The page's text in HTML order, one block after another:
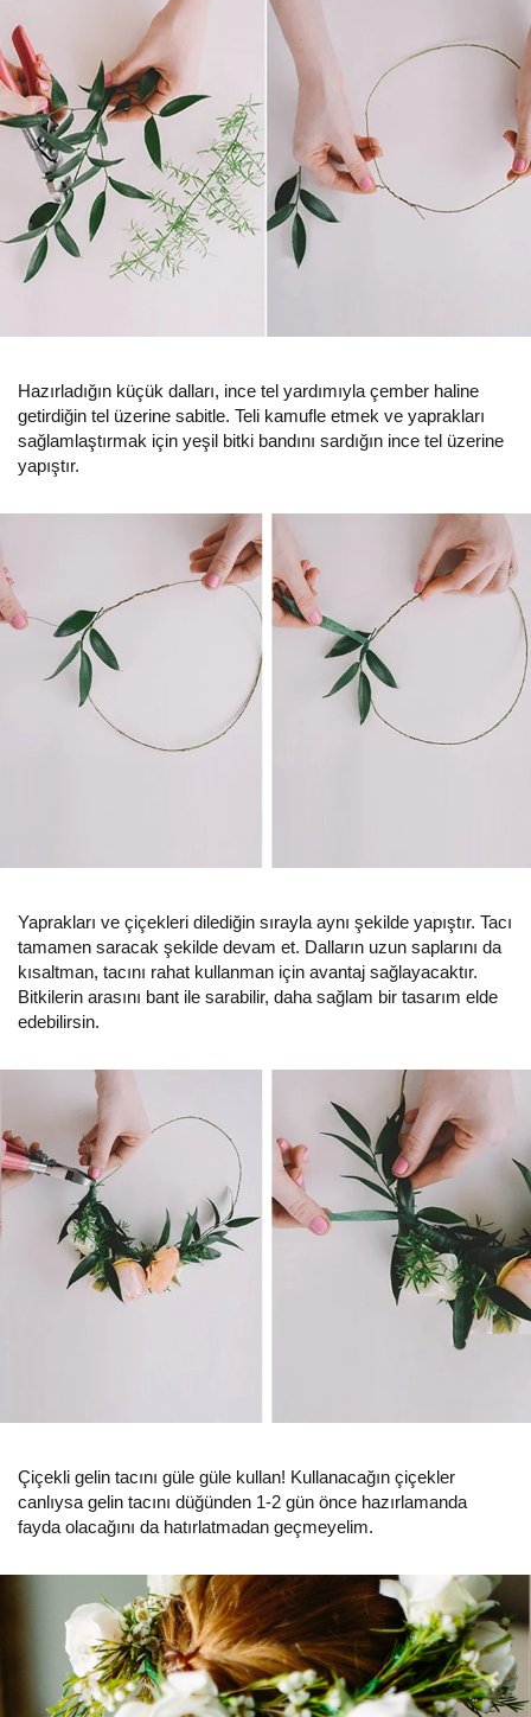
Hazırladığın küçük dalları, ince tel yardımıyla çember haline
getirdiğin tel üzerine sabitle. Teli kamufle etmek ve yaprakları
sağlamlaştırmak için yeşil bitki bandını sardığın ince tel üzerine
yapıştır.
Yaprakları ve çiçekleri dilediğin sırayla aynı şekilde yapıştır. Tacı
tamamen saracak şekilde devam et. Dalların uzun saplarını da
kısaltman, tacını rahat kullanman için avantaj sağlayacaktır.
Bitkilerin arasını bant ile sarabilir, daha sağlam bir tasarım elde
edebilirsin.
Çiçekli gelin tacını güle güle kullan! Kullanacağın çiçekler
canlıysa gelin tacını düğünden 1-2 gün önce hazırlamanda
fayda olacağını da hatırlatmadan geçmeyelim.